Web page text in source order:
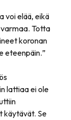
voi elää, eikä
Totta
koronan
eteenpäin.”
lattiaa ei ole
käytävät. Se